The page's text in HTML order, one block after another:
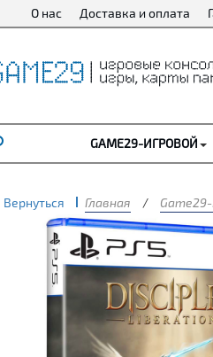
О нас Доставка и оплата
GAME29-ИГРОВОЙ
Вернуться Главная /